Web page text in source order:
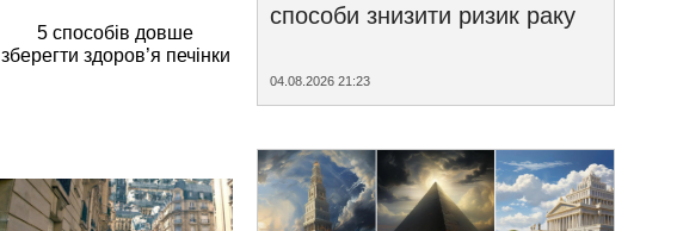
5 способів довше
зберегти здоров’я печінки
способи знизити ризик раку
04.08.2026 21:23